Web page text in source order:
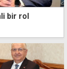
bir rol